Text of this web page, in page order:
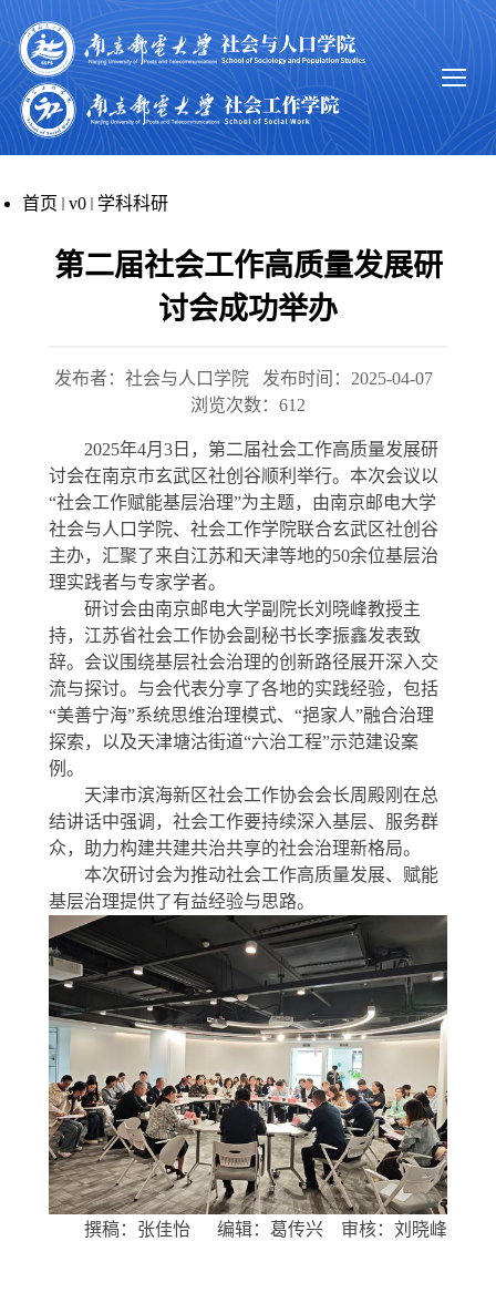
首页 v0 学科科研
第二届社会工作高质量发展研
讨会成功举办
发布者：社会与人口学院
发布时间：2025-04-07
浏览次数： 612
2025年4月 3 日，第二届社会工作高质量发展研
讨会在南京市玄武区社创谷顺利举行。本次会议以
“社会工作赋能基层治理”为主题，由南京邮电大学
社会与人口学院、社会工作学院联合玄武区社创谷
主办，汇聚了来自江苏和天津等地的50余位基层治
理实践者与专家学者。
研讨会由南京邮电大学副院长刘晓峰教授主
持，江苏省社会工作协会副秘书长李振鑫发表致
辞。会议围绕基层社会治理的创新路径展开深入交
流与探讨。与会代表分享了各地的实践经验，包括
“美善宁海”系统思维治理模式、“挹家人”融合治理
探索，以及天津塘沽街道“六治工程”示范建设案
例。
天津市滨海新区社会工作协会会长周殿刚在总
结讲话中强调，社会工作要持续深入基层、服务群
众，助力构建共建共治共享的社会治理新格局。
本次研讨会为推动社会工作高质量发展、赋能
基层治理提供了有益经验与思路。
撰稿：张佳怡 编辑：葛传兴 审核：刘晓峰